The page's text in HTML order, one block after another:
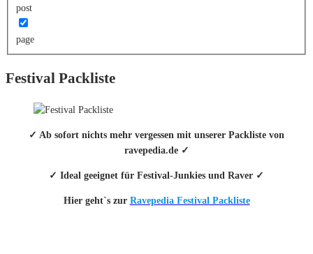
post
page
Festival Packliste
✓ Ab sofort nichts mehr vergessen mit unserer Packliste von
ravepedia.de ✓
✓ Ideal geeignet für Festival-Junkies und Raver ✓
Hier geht`s zur Ravepedia Festival Packliste